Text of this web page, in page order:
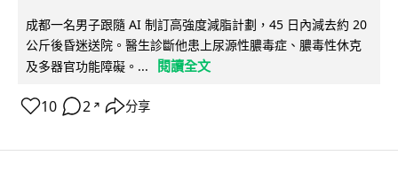
成都一名男子跟隨 AI 制訂高強度減脂計劃，45 日內減去約 20
公斤後昏迷送院。醫生診斷他患上尿源性膿毒症、膿毒性休克
及多器官功能障礙。...
閱讀全文
10 2 ↗ 分享